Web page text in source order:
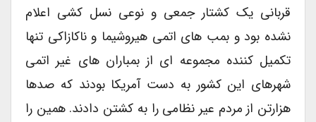
قربانی یک کشتار جمعی و نوعی نسل کشی اعلام
نشده بود و بمب های اتمی هیروشیما و ناکازاکی تنها
تکمیل کننده مجموعه ای از بمباران های غیر اتمی
شهرهای این کشور به دست آمریکا بودند که صدها
هزارتن از مردم عیر نظامی را به کشتن دادند. همین را